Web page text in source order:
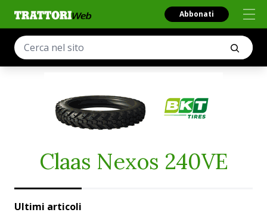
Abbonati
Claas Nexos 240VE
Ultimi articoli